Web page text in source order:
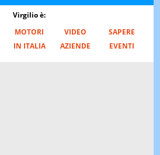
Virgilio è:
MOTORI VIDEO
SAPERE
IN ITALIA AZIENDE EVENTI